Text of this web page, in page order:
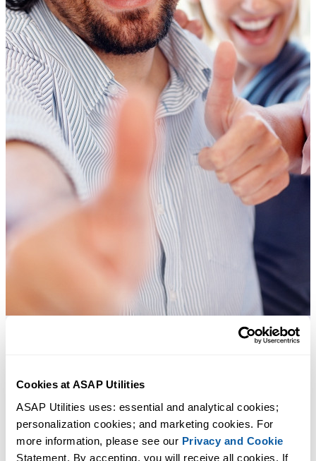
Cookies at ASAP Utilities
ASAP Utilities uses: essential and analytical cookies;
personalization cookies; and marketing cookies. For
more information, please see our Privacy and Cookie
Statement. By accepting, you will receive all cookies. If
Ahorra tiempo en Excel. Así de fácil.
ASAP Utilities te ayuda a ahorrar tiempo y a hacer cosas que Excel
por sí solo no puede hacer.